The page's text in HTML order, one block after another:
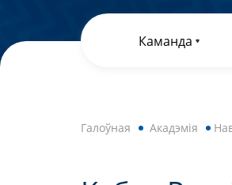
Каманда
Галоўная Акадэмія